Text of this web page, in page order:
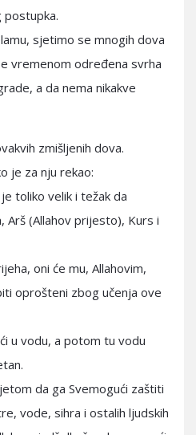
sjetimo se mnogih dova
vremenom određena svrha
a da nema nikakve
zmišljenih dova.
je za nju rekao:
toliko velik i težak da
(Allahov prijesto), Kurs i
oni će mu, Allahovim,
oprošteni zbog učenja ove
u vodu, a potom tu vodu
da ga Svemogući zaštiti
vode, sihra i ostalih ljudskih